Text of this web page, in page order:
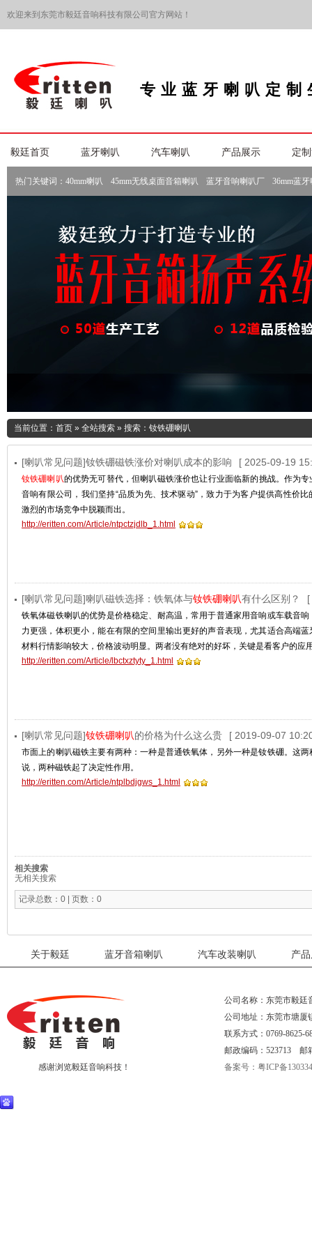
欢迎来到东莞市毅廷音响科技有限公司官方网站！
专业蓝牙喇叭定制
毅廷首页 蓝牙喇叭 汽车喇叭 产品展示 定
热门关键词： 40mm喇叭 45mm无线桌面音箱喇叭 蓝牙音响喇叭厂 36mm蓝
当前位置： 首页 » 全站搜索 » 搜索：钕铁硼喇叭
[喇叭常见问题]钕铁硼磁铁涨价对喇叭成本的影响 [ 2025-09-19
钕铁硼喇叭的优势无可替代，但喇叭磁铁涨价也让行业面临新的挑战。作为
音响有限公司，我们坚持“品质为先、技术驱动”，致力于为客户提供高性价
激烈的市场竞争中脱颖而出。
http://eritten.com/Article/ntpctzjdlb_1.html
[喇叭常见问题]喇叭磁铁选择：铁氧体与钕铁硼喇叭有什么区别？
铁氧体磁铁喇叭的优势是价格稳定、耐高温，常用于普通家用音响或车载音
力更强，体积更小，能在有限的空间里输出更好的声音表现，尤其适合高端
材料行情影响较大，价格波动明显。两者没有绝对的好坏，关键是看客户的应
http://eritten.com/Article/lbctxztyty_1.html
[喇叭常见问题]钕铁硼喇叭的价格为什么这么贵 [ 2019-09-07
市面上的喇叭磁铁主要有两种：一种是普通铁氧体，另外一种是钕铁硼。这
说，两种磁铁起了决定性作用。
http://eritten.com/Article/ntplbdjgws_1.html
相关搜索
无相关搜索
记录总数：0 | 页数：0
关于毅廷 蓝牙音箱喇叭 汽车改装喇叭 产
感谢浏览毅廷音响科技！
公司名称：东莞市毅廷
公司地址：东莞市塘厦
联系方式：0769-8625-
邮政编码：523713 邮
备案号：粤ICP备